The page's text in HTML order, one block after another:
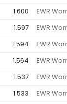
1.600 EWR
1.597 EWR
1.594 EWR
1.564 EWR
1.537 EWR
1.533 EWR